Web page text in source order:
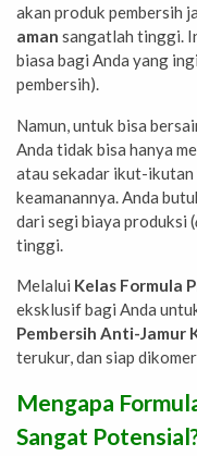
akan produk pembersih
aman sangatlah tinggi.
biasa bagi Anda yang
pembersih).
Namun, untuk bisa
Anda tidak bisa hanya
atau sekadar ikut-
keamanannya. Anda
dari segi biaya produksi (
tinggi.
Melalui Kelas Formula
eksklusif bagi Anda
Pembersih Anti-Jamur
terukur, dan siap
Mengapa
Sangat